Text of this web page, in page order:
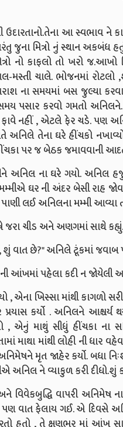
આ સ્વભાવ ને
જુના મિત્રો નું સ્થાન અકબંધ
નો કાફલો તો ખરો
મસ્તી ચાલે. ભોજનમાં રોટલો
ના સમયમાં બસ જુલ્યા
પસાર કરવો ગમતો
નહીં , એટલે ફેર ચડે. પણ
અનિલે તેના ઘરે હીંચકો
પર જ બેઠક જમાવવાની
અનિલ ના ઘરે ગયો. અનિલ
ઘર ની અંદર બેસી રાહ
લઈ અનિલના મમ્મી
જરા ચીડ અને અણગમાં સાથે કહ્યું.
વાત છે?" અનિલે ટૂંકમાં જવાબ
આંખમાં પહેલા કદી ન જોયેલી
, એના ખિસ્સા માંથી કાગળો
કર્યો . અનિલને
, એનું માથું સીધું હીંચકા ના
માથા માંથી લોહી ની ધાર
મૃત જાહેર કર્યો. બધા
અનિલ ને વ્યાકુળ કરી
વાપરી અનિમેષ
વાત ફેલાય ગઈ. એ દિવસે